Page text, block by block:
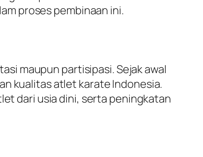
proses pembinaan ini.
maupun partisipasi. Sejak awal
kualitas atlet karate Indonesia.
dari usia dini, serta peningkatan